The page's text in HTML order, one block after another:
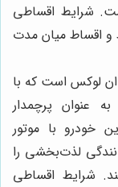
شرایط اقساطی
و اقساط میان مدت
لوکس است که با
عنوان پرچمدار
خودرو با موتور
لذت‌بخشی را
شرایط اقساطی